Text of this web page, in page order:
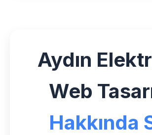
Aydın
Web
Hakkında